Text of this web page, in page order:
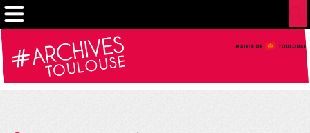
Gestion de vos préférences sur les cookies